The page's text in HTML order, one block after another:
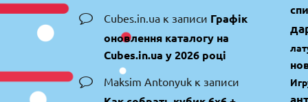
Cubes.in.uaк записи Графік
оновлення каталогу на
Cubes.in.ua у 2026 році
Maksim Antonyukк записи